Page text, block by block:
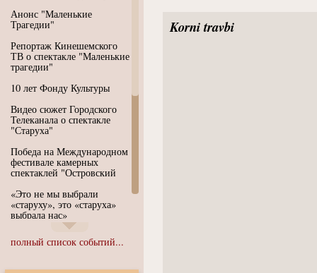
Анонс "Маленькие
Трагедии"
Репортаж Кинешемского
ТВ о спектакле "Маленькие
трагедии"
10 лет Фонду Культуры
Видео сюжет Городского
Телеканала о спектакле
"Старуха"
Победа на Международном
фестивале камерных
спектаклей "Островский
«Это не мы выбрали
«старуху», это «старуха»
выбрала нас»
Иммерсивный спектакль
"Язык чистого полета
полный список событий...
Korni travbi